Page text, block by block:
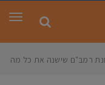
רמב"ם שישנה את כל מה